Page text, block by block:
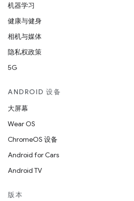
机器学习
健康与健身
相机与媒体
隐私权政策
5G
ANDROID 设备
大屏幕
Wear OS
ChromeOS 设备
Android for Cars
Android TV
版本